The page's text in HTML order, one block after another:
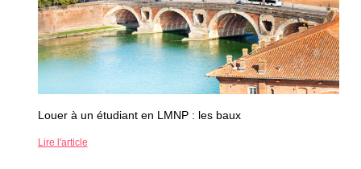
Louer à un étudiant en LMNP : les baux
Lire l'article